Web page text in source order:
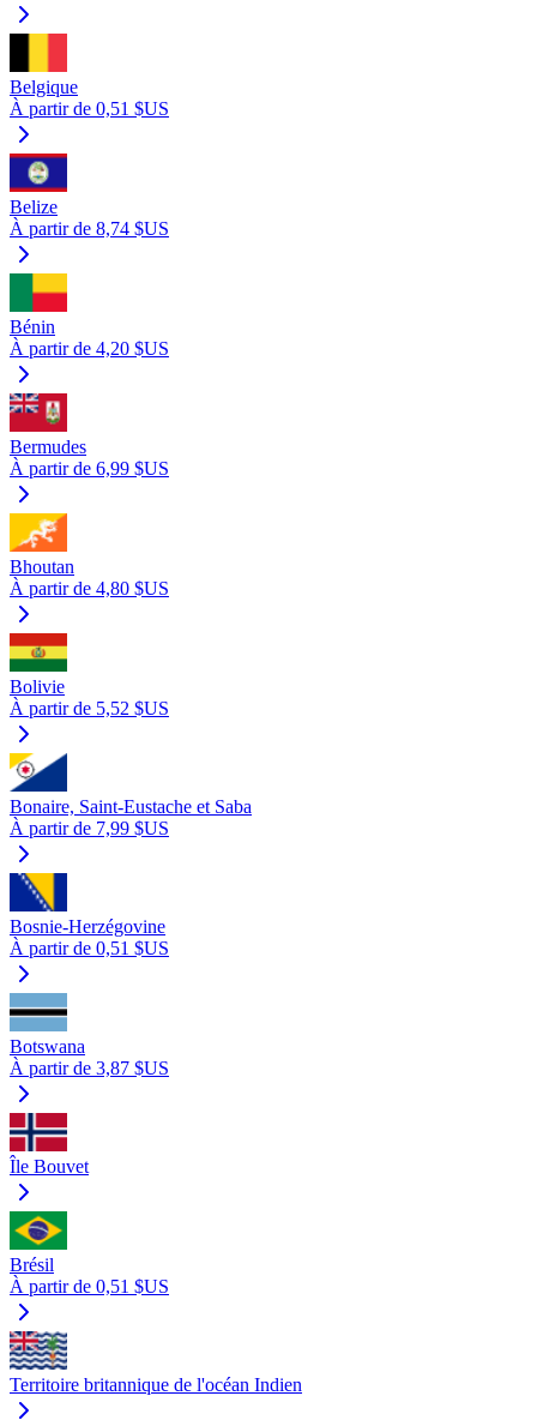
Belgique
À partir de 0,51 $US
Belize
À partir de 8,74 $US
Bénin
À partir de 4,20 $US
Bermudes
À partir de 6,99 $US
Bhoutan
À partir de 4,80 $US
Bolivie
À partir de 5,52 $US
Bonaire, Saint-Eustache et Saba
À partir de 7,99 $US
Bosnie-Herzégovine
À partir de 0,51 $US
Botswana
À partir de 3,87 $US
Île Bouvet
Brésil
À partir de 0,51 $US
Territoire britannique de l'océan Indien